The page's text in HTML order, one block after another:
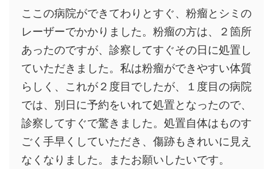
ここの病院ができてわりとすぐ、粉瘤とシミの
レーザーでかかりました。粉瘤の方は、２箇所
あったのですが、診察してすぐその日に処置し
ていただきました。私は粉瘤ができやすい体質
らしく、これが２度目でしたが、１度目の病院
では、別日に予約をいれて処置となったので、
診察してすぐで驚きました。処置自体はものす
ごく手早くしていただき、傷跡もきれいに見え
なくなりました。またお願いしたいです。